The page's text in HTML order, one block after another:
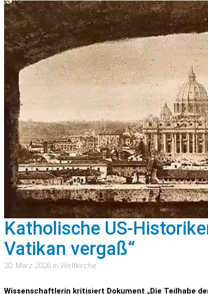
Katholische US-
Vatikan vergaß“
20. März 2026 in Weltkirche
Wissenschaftlerin kritisiert Dokument „Die Teilhabe